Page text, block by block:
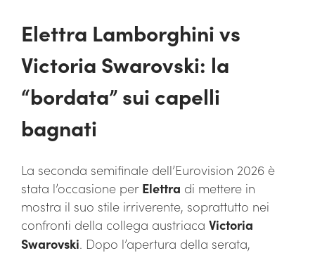
Elettra Lamborghini vs
Victoria Swarovski: la
“bordata” sui capelli
bagnati
La seconda semifinale dell’Eurovision 2026 è
stata l’occasione per Elettra di mettere in
mostra il suo stile irriverente, soprattutto nei
confronti della collega austriaca Victoria
Swarovski. Dopo l’apertura della serata,